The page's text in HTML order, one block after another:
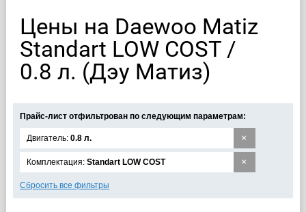
Цены на Daewoo Matiz
Standart LOW COST /
0.8 л. (Дэу Матиз)
Прайс-лист отфильтрован по следующим параметрам:
×
Двигатель: 0.8 л.
×
Комплектация: Standart LOW COST
Сбросить все фильтры